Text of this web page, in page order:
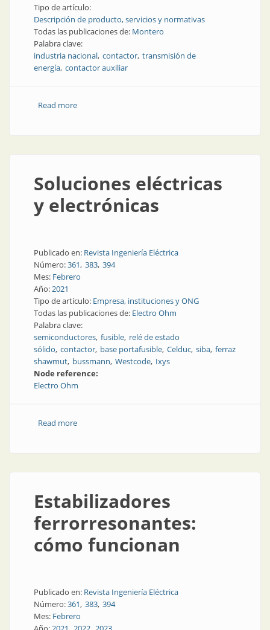
Tipo de artículo:
Descripción de producto, servicios y normativas
Todas las publicaciones de: Montero
Palabra clave:
industria nacional contactor transmisión de
energía contactor auxiliar
Read moreabout Contactores versátiles para la industria
Soluciones eléctricas
y electrónicas
Publicado en: Revista Ingeniería Eléctrica
Número:361 383 394
Mes: Febrero
Año:2021
Tipo de artículo: Empresa, instituciones y ONG
Todas las publicaciones de: Electro Ohm
Palabra clave:
semiconductores fusible relé de estado
sólido contactor base portafusible Celduc siba ferraz
shawmut bussmann Westcode Ixys
Node reference:
Electro Ohm
Read moreabout Soluciones eléctricas y electrónicas
Estabilizadores
ferrorresonantes:
cómo funcionan
Publicado en: Revista Ingeniería Eléctrica
Número:361 383 394
Mes: Febrero